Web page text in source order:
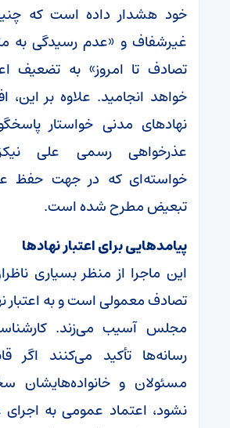
خود هشدار داده است که
غیرشفاف و «عدم رسیدگی به
تصادف تا امروز» به تضعیف
خواهد انجامید. علاوه بر این،
نهادهای مدنی خواستار
عذرخواهی رسمی علی
خواسته‌ای که در جهت حفظ
تبعیض مطرح شده است.
پیامدهایی برای اعتبار نهادها
این ماجرا از منظر بسیاری
تصادف معمولی است و به اعتبار
مجلس آسیب می‌زند.
رسانه‌ها تأکید می‌کنند اگر
مسئولان و خانواده‌هایشان
نشود، اعتماد عمومی به